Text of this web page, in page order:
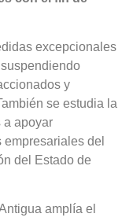
excepcionales
y
se estudia la
a apoyar
del
del Estado de
amplía el